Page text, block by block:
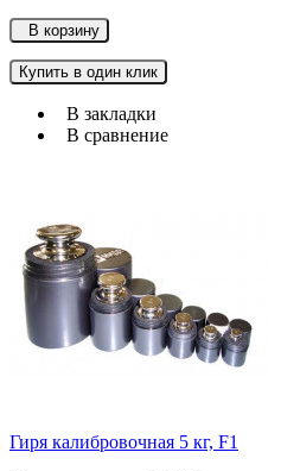
В корзину
Купить в один клик
В закладки
В сравнение
Гиря калибровочная 5 кг, F1